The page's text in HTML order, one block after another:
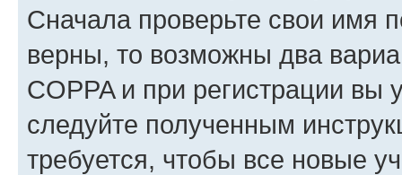
Сначала проверьте свои имя
верны, то возможны два
COPPA и при регистрации вы
следуйте полученным
требуется, чтобы все новые